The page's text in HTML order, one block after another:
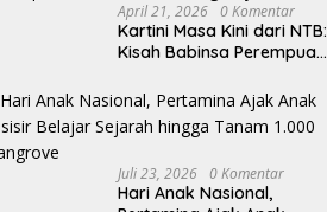
April 21, 2026 0 Komentar
Kartini Masa Kini dari NTB:
Kisah Babinsa Perempuan
Juli 23, 2026 0 Komentar
Hari Anak Nasional,